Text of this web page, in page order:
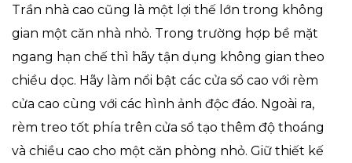
Trần nhà cao cũng là một lợi thế lớn trong không
gian một căn nhà nhỏ. Trong trường hợp bề mặt
ngang hạn chế thì hãy tận dụng không gian theo
chiều dọc. Hãy làm nổi bật các cửa sổ cao với rèm
cửa cao cùng với các hình ảnh độc đáo. Ngoài ra,
rèm treo tốt phía trên cửa sổ tạo thêm độ thoáng
và chiều cao cho một căn phòng nhỏ. Giữ thiết kế